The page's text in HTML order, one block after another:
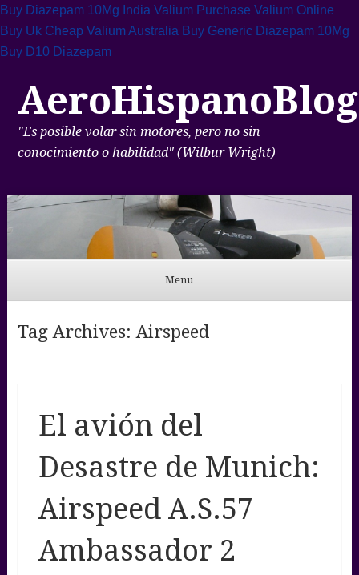
Buy Diazepam 10Mg India Valium Purchase Valium Online
Buy Uk Cheap Valium Australia Buy Generic Diazepam 10Mg
Buy D10 Diazepam
AeroHispanoBlog
"Es posible volar sin motores, pero no sin
conocimiento o habilidad" (Wilbur Wright)
Menu
Tag Archives: Airspeed
El avión del
Desastre de Munich:
Airspeed A.S.57
Ambassador 2